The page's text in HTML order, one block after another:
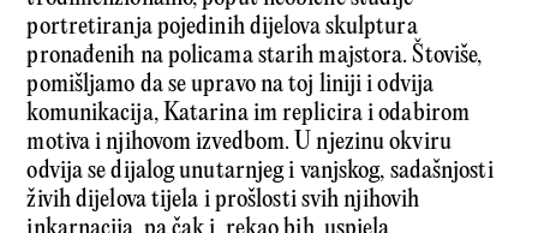
portretiranja pojedinih dijelova skulptura
pronađenih na policama starih majstora. Štoviše,
pomišljamo da se upravo na toj liniji i odvija
komunikacija, Katarina im replicira i odabirom
motiva i njihovom izvedbom. U njezinu okviru
odvija se dijalog unutarnjeg i vanjskog, sadašnjosti
živih dijelova tijela i prošlosti svih njihovih